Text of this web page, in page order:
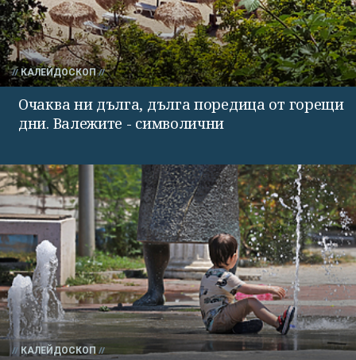
КАЛЕЙДОСКОП
Очаква ни дълга, дълга поредица от горещи
дни. Валежите - символични
КАЛЕЙДОСКОП